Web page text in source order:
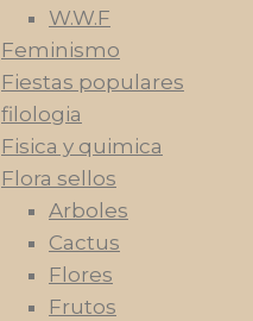
W.W.F
Feminismo
Fiestas populares
filologia
Fisica y quimica
Flora sellos
Arboles
Cactus
Flores
Frutos